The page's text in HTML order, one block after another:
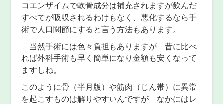
コエンザイムで軟骨成分は補充されますが飲んだ
すべてが吸収されるわけもなく、悪化するなら手
術で人口関節にすると言う方法もあります。
当然手術には色々負担もありますが 昔に比べ
れば外科手術も早く簡単になり金額も安くなって
ますしね。
このように骨（半月版）や筋肉（じん帯）に異常
を起こすものは解りやすいんですが なかにはレ